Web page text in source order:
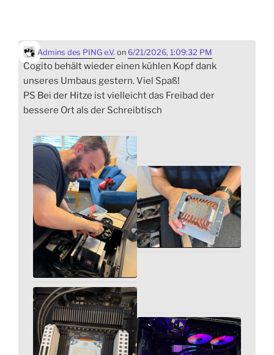
Admins des PING e.V. on 6/21/2026, 1:09:32 PM
Cogito behält wieder einen kühlen Kopf dank
unseres Umbaus gestern. Viel Spaß!
PS Bei der Hitze ist vielleicht das Freibad der
bessere Ort als der Schreibtisch